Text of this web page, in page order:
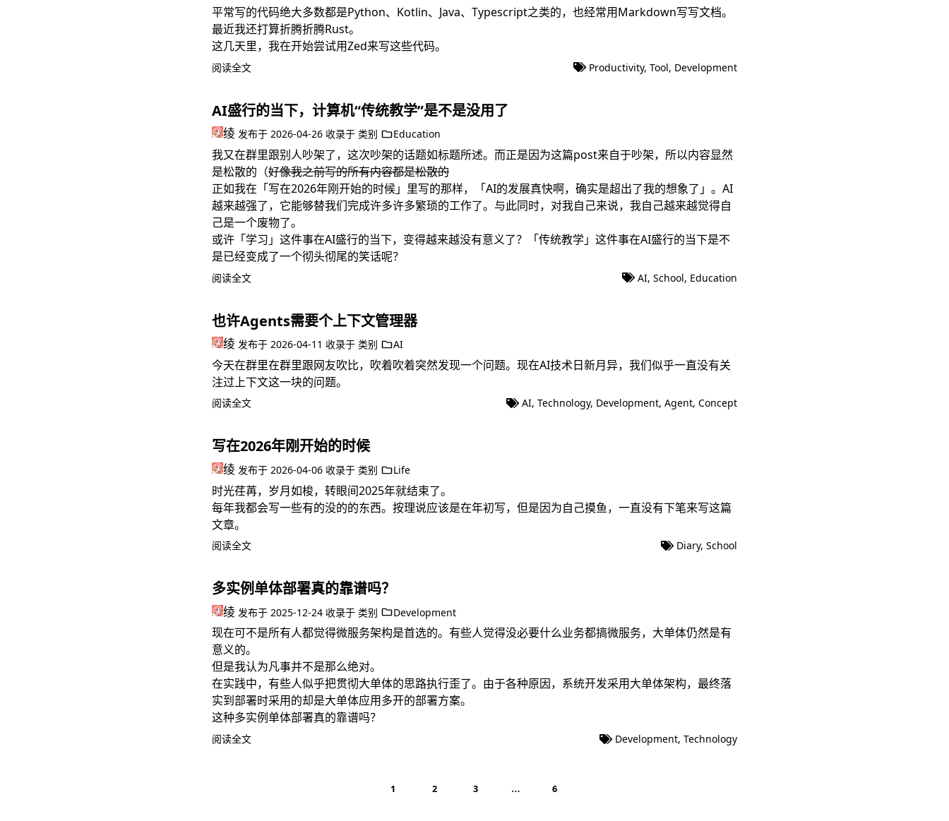
平常写的代码绝大多数都是Python、Kotlin、Java、Typescript之类的，也经常用Markdown写写文档。
最近我还打算折腾折腾Rust。
这几天里，我在开始尝试用Zed来写这些代码。
阅读全文 Productivity, Tool, Development
AI盛行的当下，计算机“传统教学”是不是没用了
绫 发布于2026-04-26 收录于 类别 Education
我又在群里跟别人吵架了，这次吵架的话题如标题所述。而正是因为这篇post来自于吵架，所以内容显然
是松散的（好像我之前写的所有内容都是松散的
正如我在 「写在2026年刚开始的时候」 里写的那样，「AI的发展真快啊，确实是超出了我的想象了」。AI
越来越强了，它能够替我们完成许多许多繁琐的工作了。与此同时，对我自己来说，我自己越来越觉得自
己是一个废物了。
或许「学习」这件事在AI盛行的当下，变得越来越没有意义了？「传统教学」这件事在AI盛行的当下是不
是已经变成了一个彻头彻尾的笑话呢？
阅读全文 AI, School, Education
也许Agents需要个上下文管理器
绫 发布于2026-04-11 收录于 类别 AI
今天在群里在群里跟网友吹比，吹着吹着突然发现一个问题。现在AI技术日新月异，我们似乎一直没有关
注过上下文这一块的问题。
阅读全文 AI, Technology, Development, Agent, Concept
写在2026年刚开始的时候
绫 发布于2026-04-06 收录于 类别 Life
时光荏苒，岁月如梭，转眼间2025年就结束了。
每年我都会写一些有的没的的东西。按理说应该是在年初写，但是因为自己摸鱼，一直没有下笔来写这篇
文章。
阅读全文 Diary, School
多实例单体部署真的靠谱吗？
绫 发布于 2025-12-24 收录于 类别 Development
现在可不是所有人都觉得微服务架构是首选的。有些人觉得没必要什么业务都搞微服务，大单体仍然是有
意义的。
但是我认为凡事并不是那么绝对。
在实践中，有些人似乎把贯彻大单体的思路执行歪了。由于各种原因，系统开发采用大单体架构，最终落
实到部署时采用的却是大单体应用多开的部署方案。
这种多实例单体部署真的靠谱吗？
阅读全文 Development, Technology
1 2 3 … 6